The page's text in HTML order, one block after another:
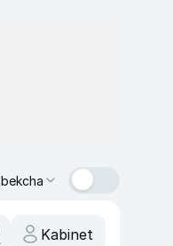
Kabinet